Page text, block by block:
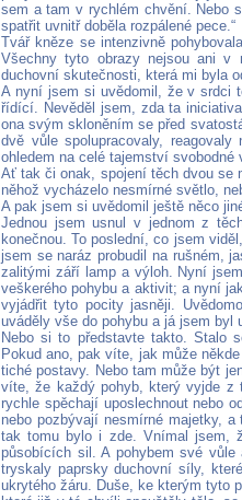
sem a tam v rychlém chvění. Nebo
spatřit uvnitř doběla rozpálené pece.“
Tvář kněze se intenzivně
Všechny tyto obrazy nejsou ani v
duchovní skutečnosti, která mi byla
A nyní jsem si uvědomil, že v srdci
řídící. Nevěděl jsem, zda ta
ona svým skloněním se před
dvě vůle spolupracovaly,
ohledem na celé tajemství svobodné
Ať tak či onak, spojení těch dvou se
něhož vycházelo nesmírné světlo,
A pak jsem si uvědomil ještě něco
Jednou jsem usnul v jednom z
konečnou. To poslední, co jsem
jsem se naráz probudil na rušném,
zalitými září lamp a výloh. Nyní
veškerého pohybu a aktivit; a nyní
vyjádřit tyto pocity jasněji.
uváděly vše do pohybu a já jsem byl
Nebo si to představte takto. Stalo
Pokud ano, pak víte, jak může
tiché postavy. Nebo tam může být
víte, že každý pohyb, který vyjde z
rychle spěchají uposlechnout nebo
nebo pozbývají nesmírné majetky,
tak tomu bylo i zde. Vnímal jsem,
působících sil. A pohybem své
tryskaly paprsky duchovní síly,
ukrytého žáru. Duše, ke kterým tyto